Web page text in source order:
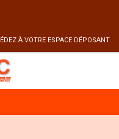
À VOTRE ESPACE DÉPOSANT